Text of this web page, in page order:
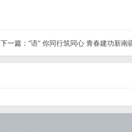
下一篇：“语” 你同行筑同心 青春建功新南